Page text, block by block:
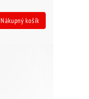
Nákupný košík